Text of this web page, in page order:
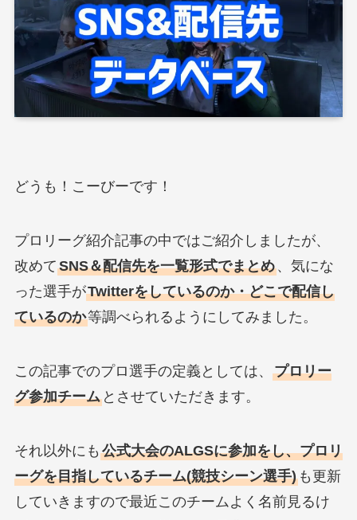
どうも！こーびーです！
プロリーグ紹介記事の中ではご紹介しましたが、
改めてSNS＆配信先を一覧形式でまとめ、気にな
った選手がTwitterをしているのか・どこで配信し
ているのか等調べられるようにしてみました。
この記事でのプロ選手の定義としては、 プロリー
グ参加チームとさせていただきます。
それ以外にも 公式大会のALGSに参加をし、プロリ
ーグを目指しているチーム(競技シーン選手)も更新
していきますので最近このチームよく名前見るけ